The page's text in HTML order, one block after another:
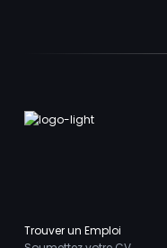
Trouver un Emploi